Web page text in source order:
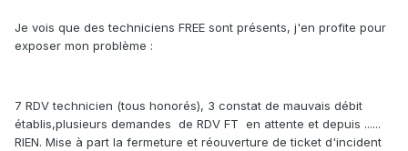
Je vois que des techniciens FREE sont présents, j'en profite pour
exposer mon problème :
7 RDV technicien (tous honorés), 3 constat de mauvais débit
établis,plusieurs demandes de RDV FT en attente et depuis ......
RIEN. Mise à part la fermeture et réouverture de ticket d'incident